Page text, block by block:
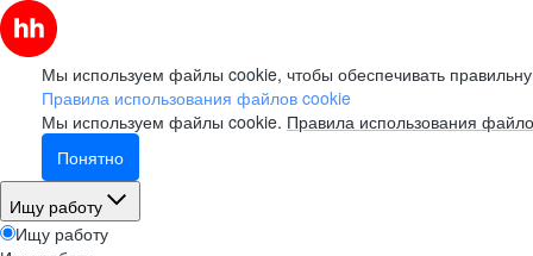
Мы используем файлы cookie, чтобы обеспечивать
Правила использования файлов cookie
Мы используем файлы cookie. Правила использования
Понятно
Ищу работу
Ищу работу